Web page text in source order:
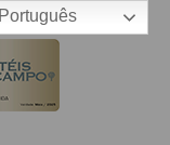
Português